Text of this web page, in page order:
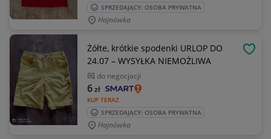
SPRZEDAJĄCY: OSOBA PRYWATNA
Hajnówka
Żółte, krótkie spodenki URLOP DO
24.07 – WYSYŁKA NIEMOŻLIWA
do negocjacji
KUP TERAZ
6zł
SPRZEDAJĄCY: OSOBA PRYWATNA
Hajnówka